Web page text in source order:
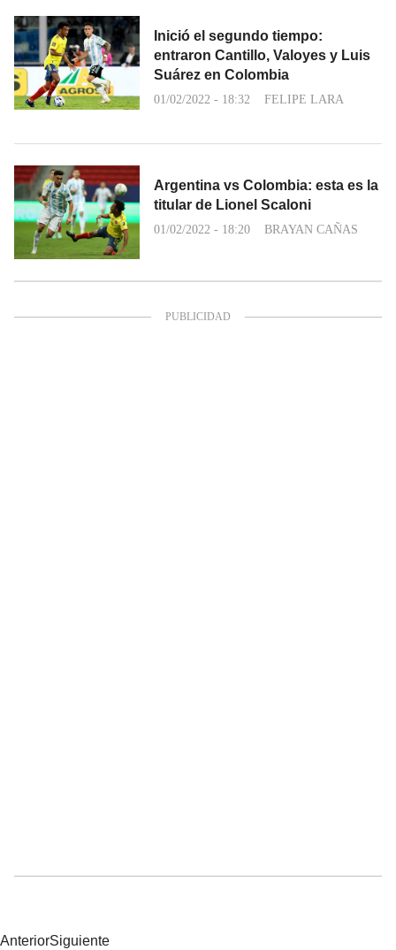
Inició el segundo tiempo:
entraron Cantillo, Valoyes y Luis
Suárez en Colombia
01/02/2022 - 18:32 FELIPE LARA
Argentina vs Colombia: esta es la
titular de Lionel Scaloni
01/02/2022 - 18:20 BRAYAN CAÑAS
AnteriorSiguiente